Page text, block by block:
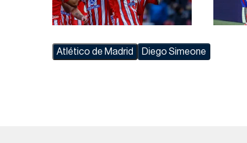
Atlético de Madrid Diego Simeone